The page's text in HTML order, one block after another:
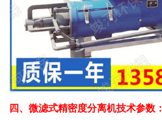
四、微滤式精密度分离机技术参数：